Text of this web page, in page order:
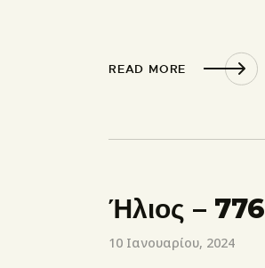
READ MORE
Ήλιος – 776
10 Ιανουαρίου, 2024